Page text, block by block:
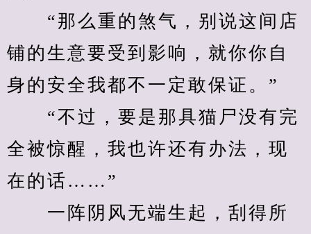
“那么重的煞气，别说这间店
铺的生意要受到影响，就你你自
身的安全我都不一定敢保证。”
“不过，要是那具猫尸没有完
全被惊醒，我也许还有办法，现
在的话……”
一阵阴风无端生起，刮得所